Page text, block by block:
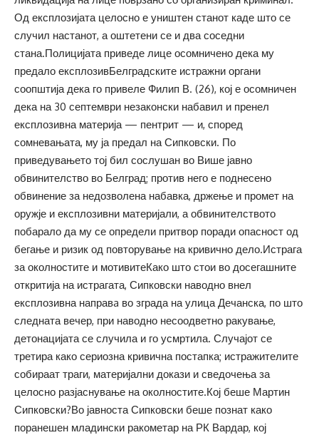
Од експлозијата целосно е уништен станот каде што се
случил настанот, а оштетени се и два соседни
стана.Полицијата приведе лице осомничено дека му
предало експлозивБелградските истражни органи
соопштија дека го привеле Филип В. (26), кој е осомничен
дека на 30 септември незаконски набавил и пренел
експлозивна материја — пентрит — и, според
сомневањата, му ја предал на Сипковски. По
приведувањето тој бил сослушан во Више јавно
обвинителство во Белград; против него е поднесено
обвинение за недозволена набавка, држење и промет на
оружје и експлозивни материјали, а обвинителството
побарало да му се определи притвор поради опасност од
бегање и ризик од повторување на кривично дело.Истрага
за околностите и мотивитеКако што стои во досегашните
откритија на истрагата, Сипковски наводно внел
експлозивна направa во зграда на улица Дечанска, по што
следната вечер, при наводно несоодветно ракување,
детонацијата се случила и го усмртила. Случајот се
третира како сериозна кривична постапка; истражителите
собираат траги, материјални докази и сведочења за
целосно разјаснување на околностите.Кој беше Мартин
Сипковски?Во јавноста Сипковски беше познат како
поранешен младински ракометар на РК Вардар, кој